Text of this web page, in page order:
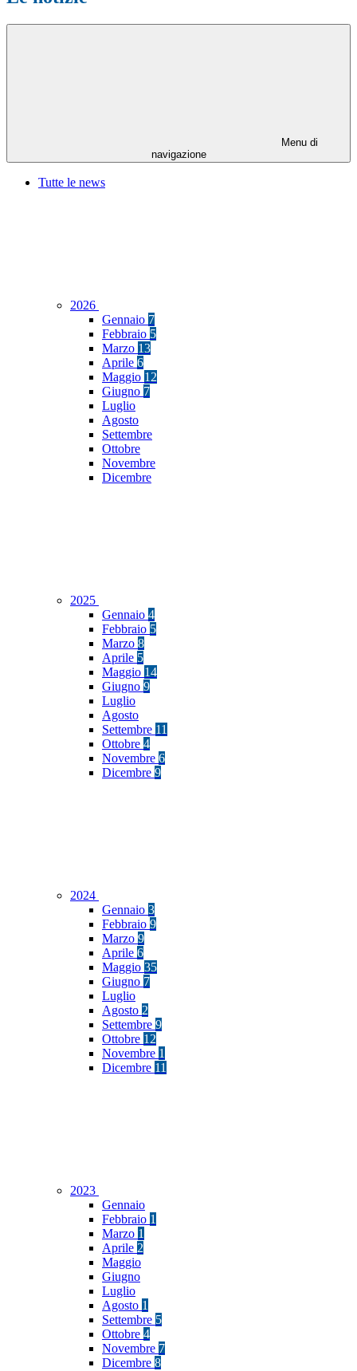
Menu di
navigazione
Tutte le news
2026
Gennaio 7
Febbraio 5
Marzo 13
Aprile 6
Maggio 12
Giugno 7
Luglio
Agosto
Settembre
Ottobre
Novembre
Dicembre
2025
Gennaio 4
Febbraio 5
Marzo 8
Aprile 5
Maggio 14
Giugno 9
Luglio
Agosto
Settembre 11
Ottobre 4
Novembre 6
Dicembre 9
2024
Gennaio 3
Febbraio 9
Marzo 9
Aprile 6
Maggio 35
Giugno 7
Luglio
Agosto 2
Settembre 9
Ottobre 12
Novembre 1
Dicembre 11
2023
Gennaio
Febbraio 1
Marzo 1
Aprile 2
Maggio
Giugno
Luglio
Agosto 1
Settembre 5
Ottobre 4
Novembre 7
Dicembre 8